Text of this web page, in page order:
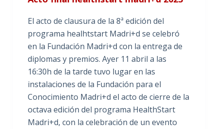
El acto de clausura de la 8ª edición del
programa healhtstart Madri+d se celebró
en la Fundación Madri+d con la entrega de
diplomas y premios. Ayer 11 abril a las
16:30h de la tarde tuvo lugar en las
instalaciones de la Fundación para el
Conocimiento Madri+d el acto de cierre de la
octava edición del programa HealthStart
Madri+d, con la celebración de un evento